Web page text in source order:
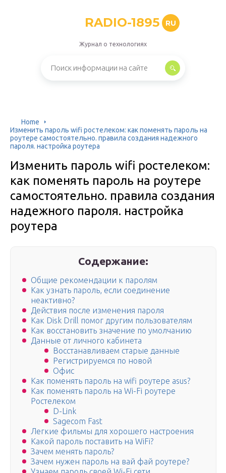
RADIO-1895 RU
Журнал о технологиях
Home
Изменить пароль wifi ростелеком: как поменять пароль на
роутере самостоятельно. правила создания надежного
пароля. настройка роутера
Изменить пароль wifi ростелеком:
как поменять пароль на роутере
самостоятельно. правила создания
надежного пароля. настройка
роутера
Содержание:
Общие рекомендации к паролям
Как узнать пароль, если соединение
неактивно?
Действия после изменения пароля
Как Disk Drill помог другим пользователям
Как восстановить значение по умолчанию
Данные от личного кабинета
Восстанавливаем старые данные
Регистрируемся по новой
Офис
Как поменять пароль на wifi роутере asus?
Как поменять пароль на Wi-Fi роутере
Ростелеком
D-Link
Sagecom Fast
Легкие фильмы для хорошего настроения
Какой пароль поставить на WiFi?
Зачем менять пароль?
Зачем нужен пароль на вай фай роутере?